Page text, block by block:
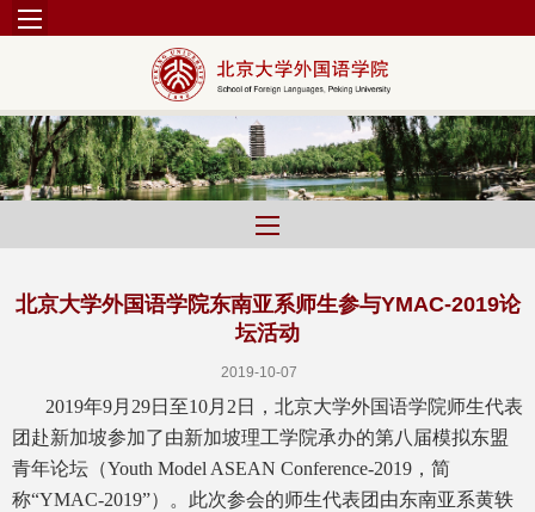
北京大学外国语学院东南亚系师生参与YMAC-2019论
坛活动
2019-10-07
2019年9月29日至10月2日，北京大学外国语学院师生代表
团赴新加坡参加了由新加坡理工学院承办的第八届模拟东盟
青年论坛（Youth Model ASEAN Conference-2019，简
称“YMAC-2019”）。此次参会的师生代表团由东南亚系黄轶